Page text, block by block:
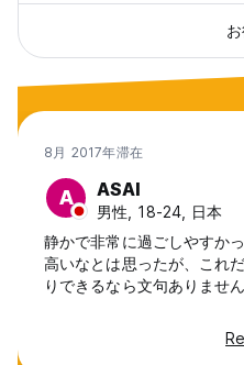
8月 2017年滞在
A ASAI
男性, 18-24, 日本
静かで非常に過ごしやすか
高いなとは思ったが、これ
りできるなら文句ありません